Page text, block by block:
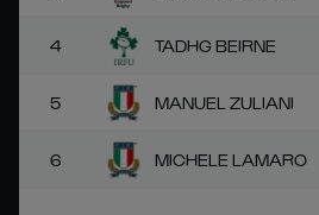
4 TADHG BEIRNE
5 MANUEL ZULIANI
6 MICHELE LAMARO